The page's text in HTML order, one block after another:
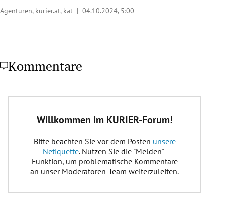
Agenturen, kurier.at, kat | 04.10.2024, 5:00
Kommentare